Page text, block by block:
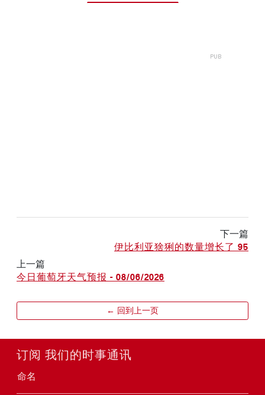
下一篇
伊比利亚猞猁的数量增长了 95
上一篇
今日葡萄牙天气预报 - 08/06/2026
← 回到上一页
订阅 我们的时事通讯
命名